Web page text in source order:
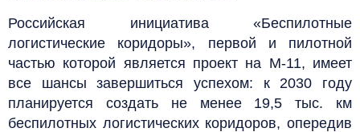
Российская инициатива «Беспилотные
логистические коридоры», первой и пилотной
частью которой является проект на М-11, имеет
все шансы завершиться успехом: к 2030 году
планируется создать не менее 19,5 тыс. км
беспилотных логистических коридоров, опередив